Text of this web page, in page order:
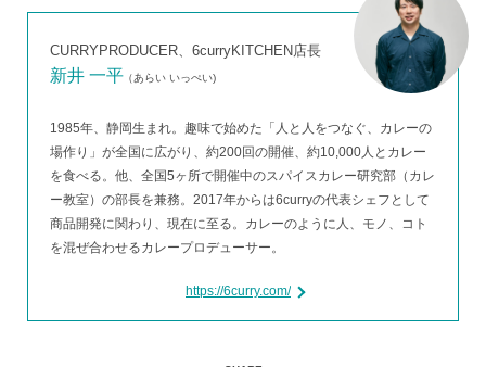
CURRYPRODUCER、6curryKITCHEN店長
新井 一平（あらい いっぺい)
1985年、静岡生まれ。趣味で始めた「人と人をつなぐ、カレーの
場作り」が全国に広がり、約200回の開催、約10,000人とカレー
を食べる。他、全国5ヶ所で開催中のスパイスカレー研究部（カレ
ー教室）の部長を兼務。2017年からは6curryの代表シェフとして
商品開発に関わり、現在に至る。カレーのように人、モノ、コト
を混ぜ合わせるカレープロデューサー。